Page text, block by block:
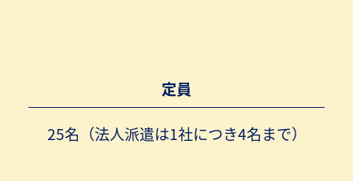
定員
25名（法人派遣は1社につき4名まで）